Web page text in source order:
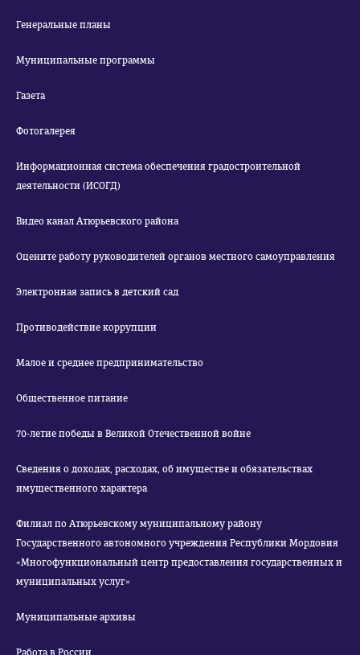
Генеральные планы
Муниципальные программы
Газета
Фотогалерея
Информационная система обеспечения градостроительной
деятельности (ИСОГД)
Видео канал Атюрьевского района
Оцените работу руководителей органов местного самоуправления
Электронная запись в детский сад
Противодействие коррупции
Малое и среднее предпринимательство
Общественное питание
70-летие победы в Великой Отечественной войне
Сведения о доходах, расходах, об имуществе и обязательствах
имущественного характера
Филиал по Атюрьевскому муниципальному району
Государственного автономного учреждения Республики Мордовия
«Многофункциональный центр предоставления государственных и
муниципальных услуг»
Муниципальные архивы
Работа в России